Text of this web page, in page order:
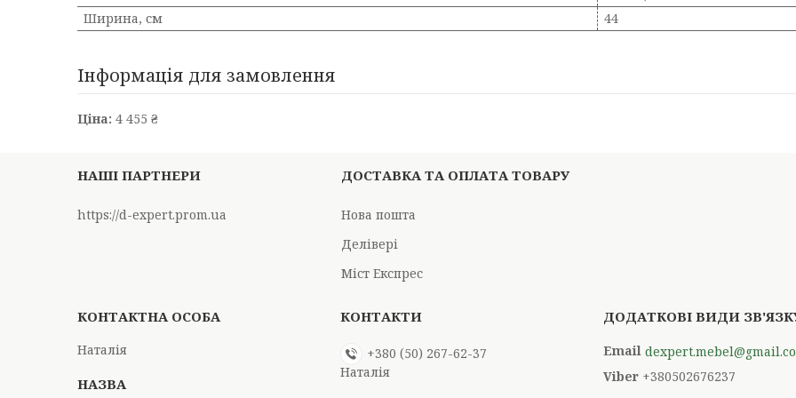
Ширина, см
44
Інформація для замовлення
Ціна: 4 455 ₴
НАШІ ПАРТНЕРИ
https://d-expert.prom.ua
ДОСТАВКА ТА ОПЛАТА ТОВАРУ
Нова пошта
Делівері
Міст Експрес
Наталія
+380 (50) 267-62-37
Наталія
+380502676237